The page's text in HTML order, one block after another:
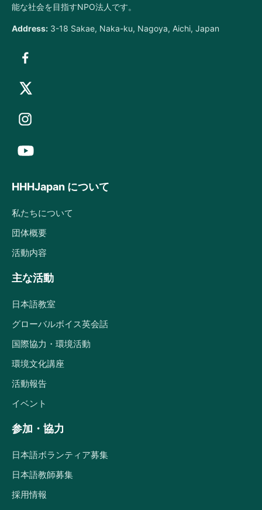
能な社会を目指すNPO法人です。
Address: 3-18 Sakae, Naka-ku, Nagoya, Aichi, Japan
HHHJapan について
私たちについて
団体概要
活動内容
主な活動
日本語教室
グローバルボイス英会話
国際協力・環境活動
環境文化講座
活動報告
イベント
参加・協力
日本語ボランティア募集
日本語教師募集
採用情報